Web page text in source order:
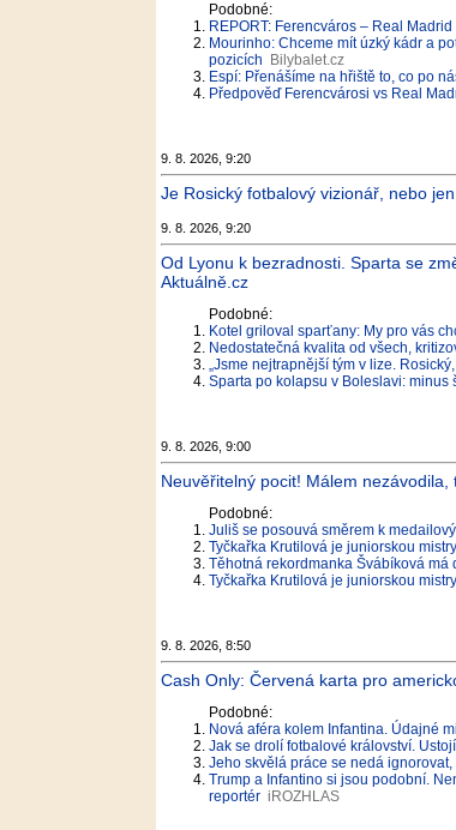
Podobné:
REPORT: Ferencváros – Real
Mourinho: Chceme mít úzký kádr a
pozicích
Bilybalet.cz
Espí: Přenášíme na hřiště to, co po
Předpověď Ferencvárosi vs Real
9. 8. 2026, 9:20
Je Rosický fotbalový vizionář, nebo
9. 8. 2026, 9:20
Od Lyonu k bezradnosti. Sparta se
Aktuálně.cz
Podobné:
Kotel griloval sparťany: My pro vás
Nedostatečná kvalita od všech,
„Jsme nejtrapnější tým v lize.
Sparta po kolapsu v Boleslavi: minus
9. 8. 2026, 9:00
Neuvěřitelný pocit! Málem
Podobné:
Juliš se posouvá směrem k
Tyčkařka Krutilová je juniorskou
Těhotná rekordmanka Švábíková
Tyčkařka Krutilová je juniorskou
9. 8. 2026, 8:50
Cash Only: Červená karta pro
Podobné:
Nová aféra kolem Infantina. Údajné
Jak se drolí fotbalové království.
Jeho skvělá práce se nedá
Trump a Infantino si jsou podobní.
reportér iROZHLAS